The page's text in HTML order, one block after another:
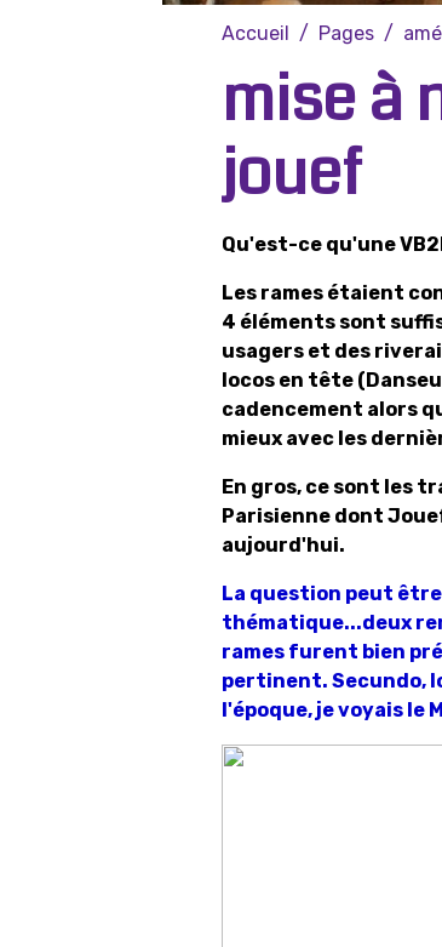
Accueil Pages
mise à
jouef
Qu'est-ce qu'une
Les rames étaient
4 éléments sont
usagers et des
locos en tête
cadencement alors
mieux avec les
En gros, ce sont les
Parisienne dont
aujourd'hui.
La question peut
thématique...deux
rames furent bien
pertinent. Secundo,
l'époque, je voyais le